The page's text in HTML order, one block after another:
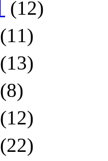
(12)
(11)
(13)
(8)
(12)
(22)